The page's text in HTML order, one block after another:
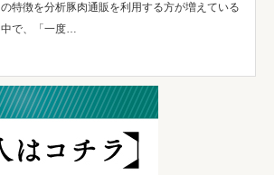
の特徴を分析豚肉通販を利用する方が増えている
中で、「一度…